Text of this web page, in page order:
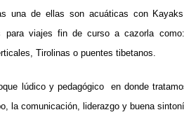
una de ellas son acuáticas con
para viajes fin de curso a cazorla
Tirolinas o puentes tibetanos.
lúdico y pedagógico en donde
la comunicación, liderazgo y buena